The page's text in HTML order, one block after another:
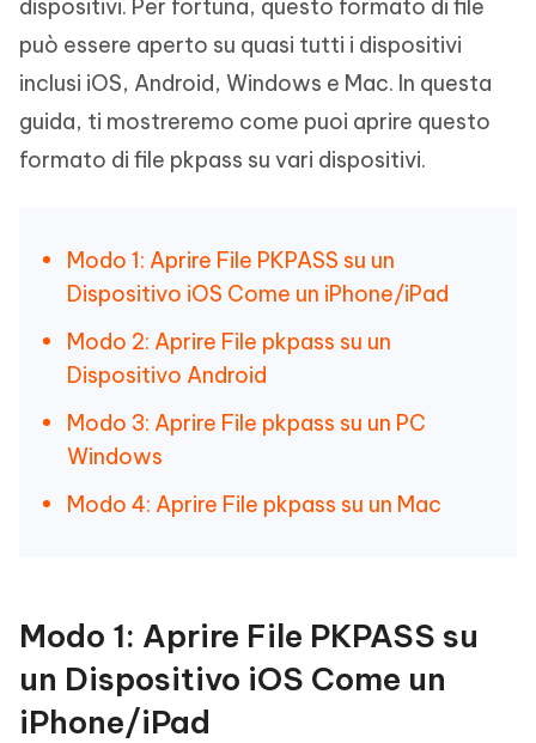
dispositivi. Per fortuna, questo formato di file
può essere aperto su quasi tutti i dispositivi
inclusi iOS, Android, Windows e Mac. In questa
guida, ti mostreremo come puoi aprire questo
formato di file pkpass su vari dispositivi.
Modo 1: Aprire File PKPASS su un
Dispositivo iOS Come un iPhone/iPad
Modo 2: Aprire File pkpass su un
Dispositivo Android
Modo 3: Aprire File pkpass su un PC
Windows
Modo 4: Aprire File pkpass su un Mac
Modo 1: Aprire File PKPASS su
un Dispositivo iOS Come un
iPhone/iPad